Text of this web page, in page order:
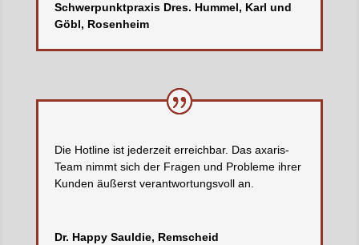
Schwerpunktpraxis Dres. Hummel, Karl und
Göbl, Rosenheim
Die Hotline ist jederzeit erreichbar. Das axaris-
Team nimmt sich der Fragen und Probleme ihrer
Kunden äußerst verantwortungsvoll an.
Dr. Happy Sauldie, Remscheid